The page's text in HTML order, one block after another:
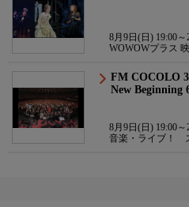
8月9日(日) 19:00～
WOWOWプラス
FM COCOLO
New Beginning
8月9日(日) 19:00～
音楽・ライブ！